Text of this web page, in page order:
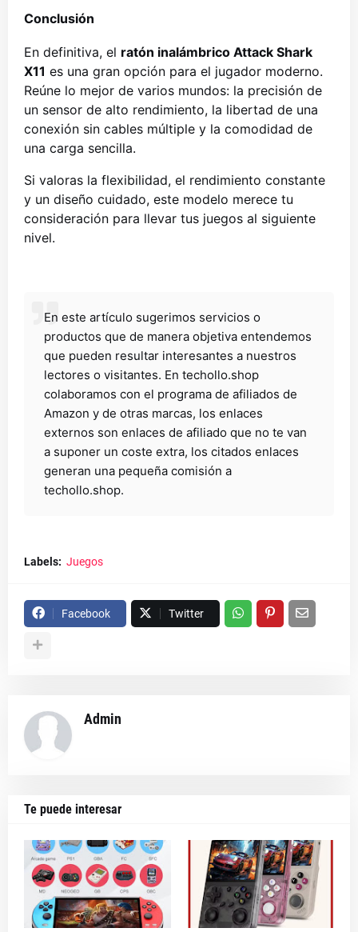
Conclusión
En definitiva, el ratón inalámbrico Attack Shark
X11 es una gran opción para el jugador moderno.
Reúne lo mejor de varios mundos: la precisión de
un sensor de alto rendimiento, la libertad de una
conexión sin cables múltiple y la comodidad de
una carga sencilla.
Si valoras la flexibilidad, el rendimiento constante
y un diseño cuidado, este modelo merece tu
consideración para llevar tus juegos al siguiente
nivel.
En este artículo sugerimos servicios o
productos que de manera objetiva entendemos
que pueden resultar interesantes a nuestros
lectores o visitantes. En techollo.shop
colaboramos con el programa de afiliados de
Amazon y de otras marcas, los enlaces
externos son enlaces de afiliado que no te van
a suponer un coste extra, los citados enlaces
generan una pequeña comisión a
techollo.shop.
Labels: Juegos
Facebook Twitter
Admin
Te puede interesar